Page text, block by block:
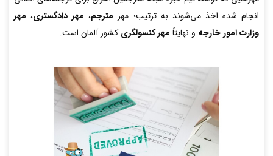
انجام شده اخذ می‌شوند به ترتیب؛ مهر مترجم، مهر دادگستری، مهر
وزارت امور خارجه و نهایتاً مهر کنسولگری کشور آلمان است.